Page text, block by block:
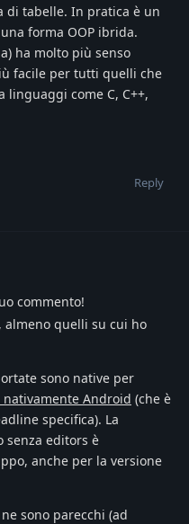
di tabelle. In pratica è un
forma OOP ibrida.
ha molto più senso
facile per tutti quelli che
come C, C++,
Reply
commento!
quelli su cui ho
sono native per
Android (che è
specifica). La
senza editors è
anche per la versione
sono parecchi (ad